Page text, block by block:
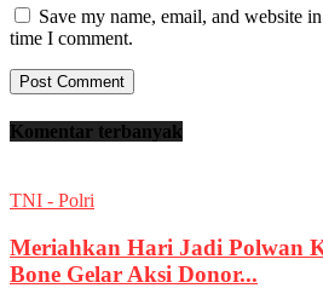
Save my name, email, and website
time I comment.
Komentar terbanyak
TNI - Polri
Meriahkan Hari Jadi Polwan
Bone Gelar Aksi Donor...